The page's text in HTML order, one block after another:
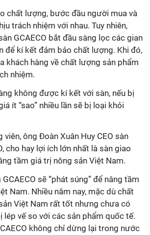
chất lượng, bước đầu người mua và
trách nhiệm với nhau. Tuy nhiên,
GCAECO bắt đầu sàng lọc các gian
để kí kết đảm bảo chất lượng. Khi đó,
khách hàng về chất lượng sản phẩm
nhiệm.
không được kí kết với sàn, nếu bị
ít “sao” nhiều lần sẽ bị loại khỏi
viên, ông Đoàn Xuân Huy CEO sàn
cho hay lợi ích lớn nhất là sàn giao
tầm giá trị nông sản Việt Nam.
sẽ “phát súng” để nâng tầm
Nam. Nhiều năm nay, mặc dù chất
Việt Nam rất tốt nhưng chưa có
lép vế so với các sản phẩm quốc tế.
không chỉ dừng lại trong nước